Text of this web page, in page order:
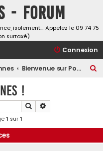
- Forum
isolement… Appelez le 09 74 75
surtaxé)
Connexion
Bienvenue sur Pokerennes !
c
!
Rechercher
1 sur1